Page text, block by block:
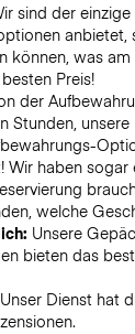
sind der
anbietet,
können, was
Preis!
der
Stunden, unsere
Wir haben
welche
Unsere
bieten das
Unser Dienst hat